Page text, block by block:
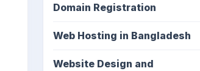
Domain Registration
Web Hosting in Bangladesh
Website Design and